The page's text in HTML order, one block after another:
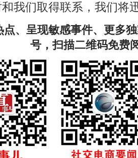
我们取得联系，我们将
点、呈现敏感事件、更多
号，扫描二维码免费